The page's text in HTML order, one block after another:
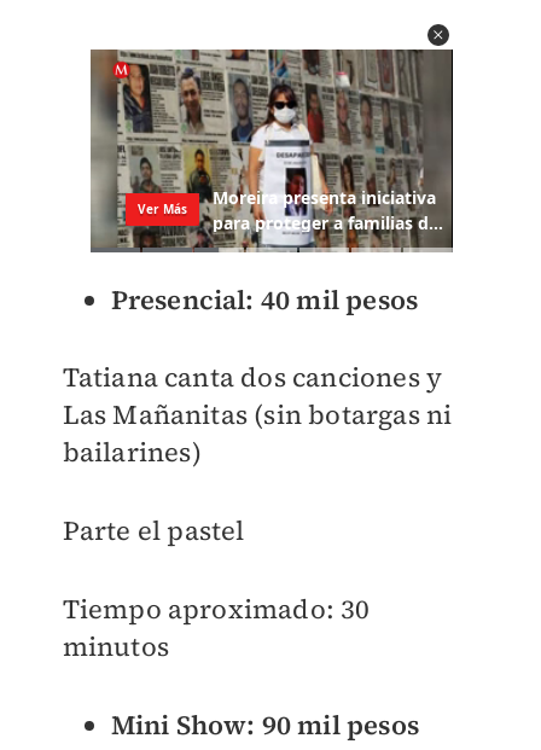
Presencial: 40 mil pesos
Tatiana canta dos canciones y
Las Mañanitas (sin botargas ni
bailarines)
Parte el pastel
Tiempo aproximado: 30
minutos
Mini Show: 90 mil pesos